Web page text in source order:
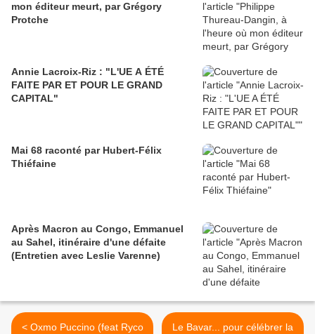
mon éditeur meurt, par Grégory
Protche
Annie Lacroix-Riz : "L'UE A ÉTÉ
FAITE PAR ET POUR LE GRAND
CAPITAL"
Mai 68 raconté par Hubert-Félix
Thiéfaine
Après Macron au Congo, Emmanuel
au Sahel, itinéraire d'une défaite
(Entretien avec Leslie Varenne)
< Oxmo Puccino (feat Ryco
Le Bavar... pour célébrer la